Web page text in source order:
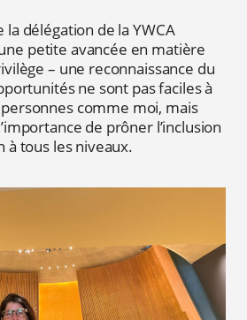
délégation de la YWCA
petite avancée en matière
– une reconnaissance du
ne sont pas faciles à
comme moi, mais
de prôner l’inclusion
à tous les niveaux.